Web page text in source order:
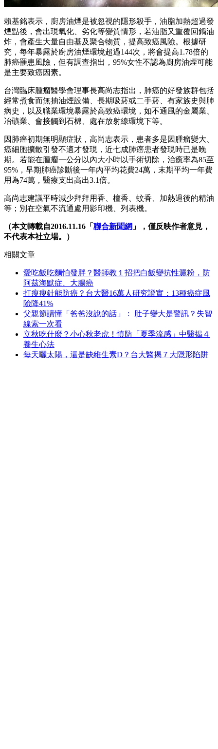
賴基銘表示，廚房油煙是被忽視的隱形殺手，油脂加熱超過發
煙點後，會出現氧化、劣化等變質情形，若油脂又重覆回鍋油
炸，會產生大量自由基及聚合物質，提高致癌風險。根據研
究，每年暴露於廚房油煙環境超過144次，將會提高1.78倍的
肺癌罹患風險，但有調查指出，95%女性不認為廚房油煙可能
是主要致癌因素。
台灣臨床腫瘤醫學會理事長高尚志指出，肺癌的好發族群包括
經常煮食而無抽油煙設備、長期吸菸或二手菸、有家族史與肺
病史，以及職業環境暴露於高致癌環境，如不通風的金屬業、
冶礦業、會接觸到石棉、處在放射線環境下等。
因肺癌初期無明顯症狀，高尚志表示，患者多是因腫瘤變大、
癌細胞擴散引發不適才發現，近七成肺癌患者發現時已是晚
期。若能在腫瘤一公分以內大小時以手術切除，治癒率為85至
95%，早期肺癌診斷後一年內平均花費24萬，末期平均一年費
用為74萬，醫療支出高出3.1倍。
高尚志建議平時減少拜拜用香、檀香、蚊香、加熱過後的精油
等；別在空氣不流通處用影印機、列表機。
（本文轉載自2016.11.16「 聯合新聞網 」，僅反映作者意見，
不代表本社立場。）
相關文章
愛吃飯吃麵怕發胖？醫師教１招把白飯變抗性澱粉，防
阿茲海默症、大腸癌
打瘦瘦針能防癌？台大醫16萬人研究證實：13種癌症風
險降41%
父親節讀懂「爸爸沒說的話」： 肚子變大是警訊？失智
線索一次看
立秋吃什麼？小心秋老虎！慎防「夏季流感」中醫揭４
養生心法
每天曬太陽，還是缺維生素D？台大醫揭７大隱形陷阱